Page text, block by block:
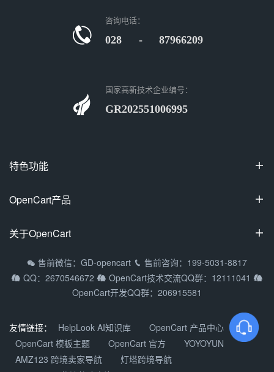
咨询电话：
028 - 87966209
国家高新技术企业编号：
GR202551006995
特色功能 
100%开源
多商家入驻
拼团/砍价/秒杀
支持9种主流语种
OpenCart产品 
OpenCart国际专业版
OpenCart多商家系统
OpenCart移动APP
OpenCart微信小程序
关于OpenCart 
OpenCart教程
常见问题
关于我们
加入我们
 售前微信：GD-opencart  售前咨询：199-5031-8817
 QQ：2670546672  OpenCart技术交流QQ群：12111041 
OpenCart开发QQ群：206915581
友情链接： HelpLook AI知识库
OpenCart 产品中心
OpenCart 模板主题
OpenCart 官方
YOYOYUN
AMZ123 跨境卖家导航
灯塔跨境导航